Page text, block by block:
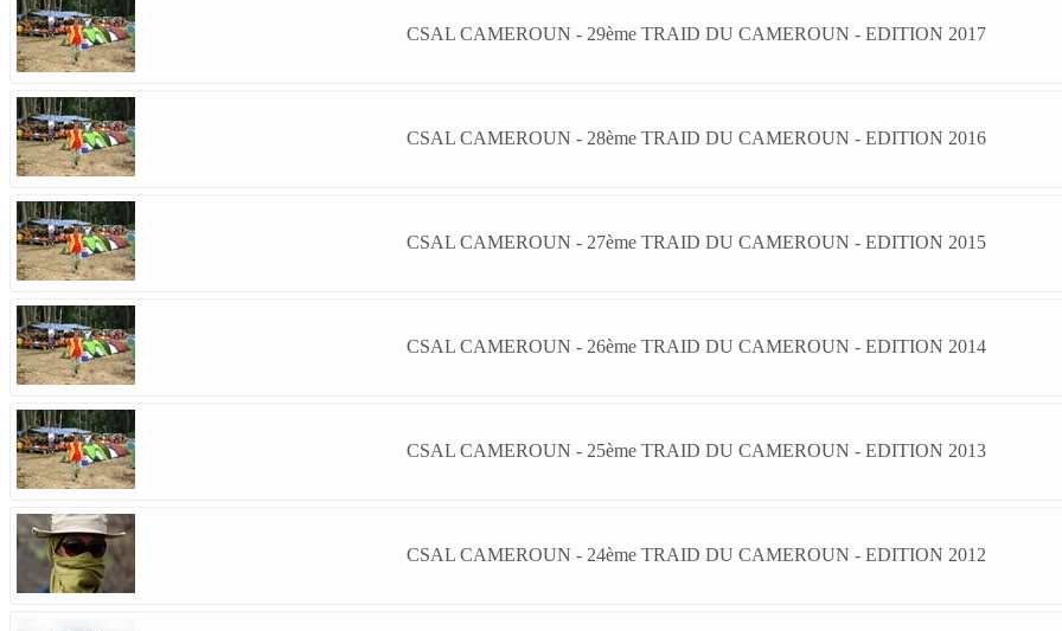
CSAL CAMEROUN - 29ème TRAID DU CAMEROUN - EDITION 2017
CSAL CAMEROUN - 28ème TRAID DU CAMEROUN - EDITION 2016
CSAL CAMEROUN - 27ème TRAID DU CAMEROUN - EDITION 2015
CSAL CAMEROUN - 26ème TRAID DU CAMEROUN - EDITION 2014
CSAL CAMEROUN - 25ème TRAID DU CAMEROUN - EDITION 2013
CSAL CAMEROUN - 24ème TRAID DU CAMEROUN - EDITION 2012